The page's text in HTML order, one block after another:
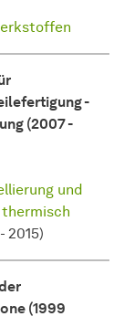
-
(2007 -
und
2015)
(1999